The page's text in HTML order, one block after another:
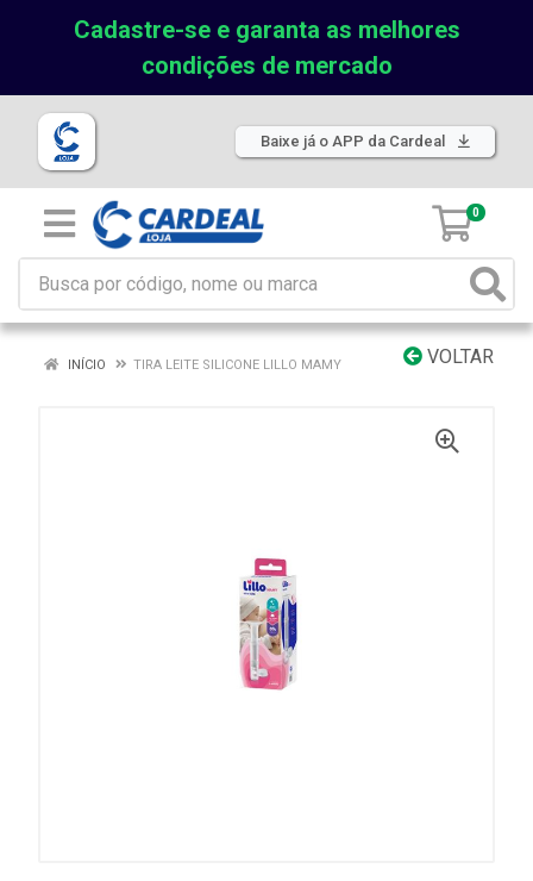
Cadastre-se e garanta as melhores
condições de mercado
Baixe já o APP da Cardeal
0
VOLTAR
INÍCIO TIRA LEITE SILICONE LILLO MAMY